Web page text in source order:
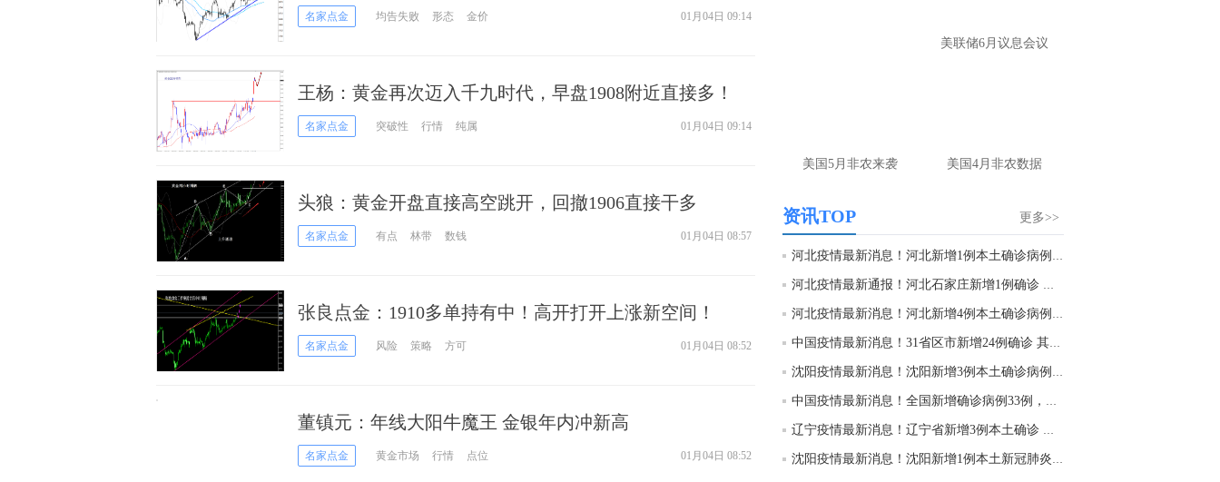
名家点金 均告失败 形态 金价 01月04日 09:14
王杨：黄金再次迈入千九时代，早盘1908附近直接多！
名家点金 突破性 行情 纯属 01月04日 09:14
头狼：黄金开盘直接高空跳开，回撤1906直接干多
名家点金 有点 林带 数钱 01月04日 08:57
张良点金：1910多单持有中！高开打开上涨新空间！
名家点金 风险 策略 方可 01月04日 08:52
董镇元：年线大阳牛魔王 金银年内冲新高
名家点金 黄金市场 行情 点位 01月04日 08:52
匿名网友-中金在线手机网：
黄金多，看到什
徐文婷：
时指导， 关注老师财经号主页：
http://mp.cnfol.com/user/58676
匿名网友-中金在线手机网：止损多少 老师
徐文婷：7美金
度。70一50？。
徐文婷：带上止损博弈，实时指导， 关注老
师财经号主页：http://mp.cnfol.com/user/58676
匿名网友-中金在线手机网：
老师好，金现在
美联储6月议息会议
美国5月非农来袭 美国4月非农数据
更多>>
资讯TOP
河北疫情最新消息！河北新增1例本土确诊病例 河...
河北疫情最新通报！河北石家庄新增1例确诊 行程...
河北疫情最新消息！河北新增4例本土确诊病例、...
中国疫情最新消息！31省区市新增24例确诊 其中...
沈阳疫情最新消息！沈阳新增3例本土确诊病例，...
中国疫情最新消息！全国新增确诊病例33例，其中...
辽宁疫情最新消息！辽宁省新增3例本土确诊 沈阳...
沈阳疫情最新消息！沈阳新增1例本土新冠肺炎确...